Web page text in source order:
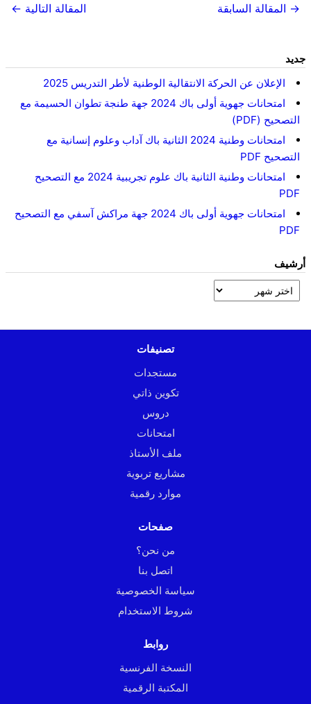
→ المقالة السابقة المقالة التالية ←
جديد
الإعلان عن الحركة الانتقالية الوطنية لأطر التدريس 2025
امتحانات جهوية أولى باك 2024 جهة طنجة تطوان الحسيمة مع
التصحيح (PDF)
امتحانات وطنية 2024 الثانية باك آداب وعلوم إنسانية مع
التصحيح PDF
امتحانات وطنية الثانية باك علوم تجريبية 2024 مع التصحيح
PDF
امتحانات جهوية أولى باك 2024 جهة مراكش آسفي مع التصحيح
PDF
أرشيف
تصنيفات
مستجدات
تكوين ذاتي
دروس
امتحانات
ملف الأستاذ
مشاريع تربوية
موارد رقمية
صفحات
من نحن؟
اتصل بنا
سياسة الخصوصية
شروط الاستخدام
روابط
النسخة الفرنسية
المكتبة الرقمية